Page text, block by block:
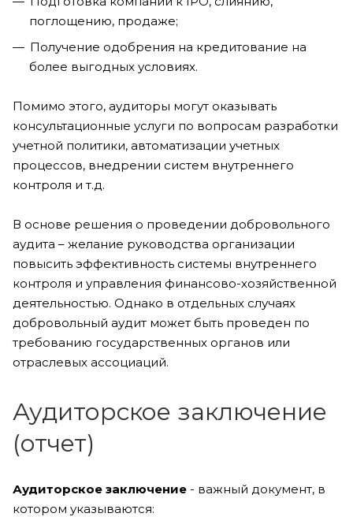
поглощению, продаже;
Получение одобрения на кредитование на
более выгодных условиях.
Помимо этого, аудиторы могут оказывать
консультационные услуги по вопросам разработки
учетной политики, автоматизации учетных
процессов, внедрении систем внутреннего
контроля и т.д.
В основе решения о проведении добровольного
аудита – желание руководства организации
повысить эффективность системы внутреннего
контроля и управления финансово-хозяйственной
деятельностью. Однако в отдельных случаях
добровольный аудит может быть проведен по
требованию государственных органов или
отраслевых ассоциаций.
Аудиторское заключение
(отчет)
Аудиторское заключение - важный документ, в
котором указываются: